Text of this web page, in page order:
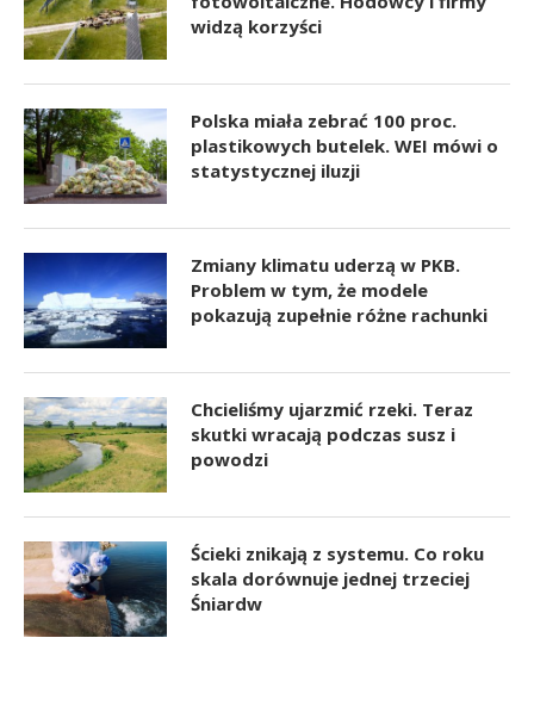
widzą korzyści
Polska miała zebrać 100 proc.
plastikowych butelek. WEI mówi o
statystycznej iluzji
Zmiany klimatu uderzą w PKB.
Problem w tym, że modele
pokazują zupełnie różne rachunki
Chcieliśmy ujarzmić rzeki. Teraz
skutki wracają podczas susz i
powodzi
Ścieki znikają z systemu. Co roku
skala dorównuje jednej trzeciej
Śniardw